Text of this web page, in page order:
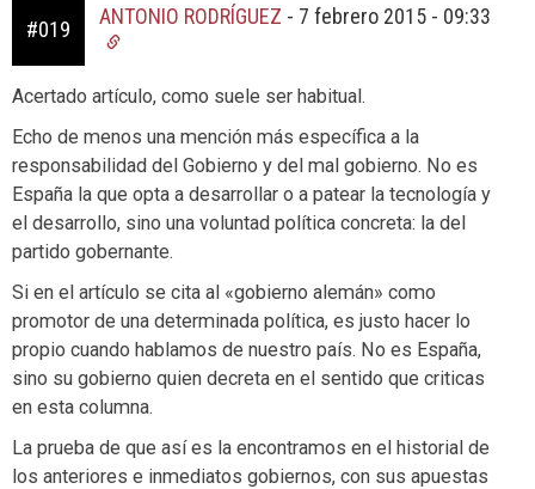
#019
ANTONIO RODRÍGUEZ - 7 febrero 2015 - 09:33
Acertado artículo, como suele ser habitual.
Echo de menos una mención más específica a la
responsabilidad del Gobierno y del mal gobierno. No es
España la que opta a desarrollar o a patear la tecnología y
el desarrollo, sino una voluntad política concreta: la del
partido gobernante.
Si en el artículo se cita al «gobierno alemán» como
promotor de una determinada política, es justo hacer lo
propio cuando hablamos de nuestro país. No es España,
sino su gobierno quien decreta en el sentido que criticas
en esta columna.
La prueba de que así es la encontramos en el historial de
los anteriores e inmediatos gobiernos, con sus apuestas